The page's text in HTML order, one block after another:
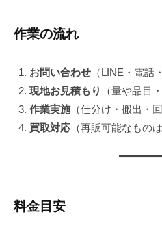
作業の流れ
お問い合わせ（LINE・電話
現地お見積もり
（量や品目
作業実施（仕分け・搬出・回
買取対応（再販可能なもの
料金目安